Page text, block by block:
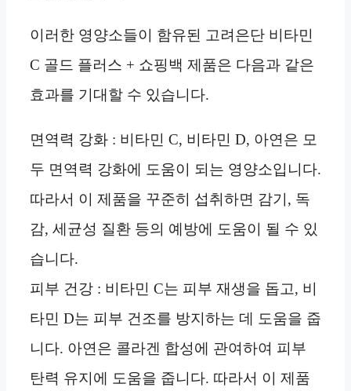
이러한 영양소들이 함유된 고려은단 비타민
C 골드 플러스 + 쇼핑백 제품은 다음과 같은
효과를 기대할 수 있습니다.
면역력 강화 : 비타민 C, 비타민 D, 아연은 모
두 면역력 강화에 도움이 되는 영양소입니다.
따라서 이 제품을 꾸준히 섭취하면 감기, 독
감, 세균성 질환 등의 예방에 도움이 될 수 있
습니다.
피부 건강 : 비타민 C는 피부 재생을 돕고, 비
타민 D는 피부 건조를 방지하는 데 도움을 줍
니다. 아연은 콜라겐 합성에 관여하여 피부
탄력 유지에 도움을 줍니다. 따라서 이 제품